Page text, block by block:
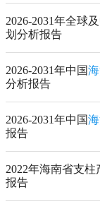
2026-2031年全球
划分析报告
2026-2031年中国
分析报告
2026-2031年中国
报告
2022年海南省支
报告